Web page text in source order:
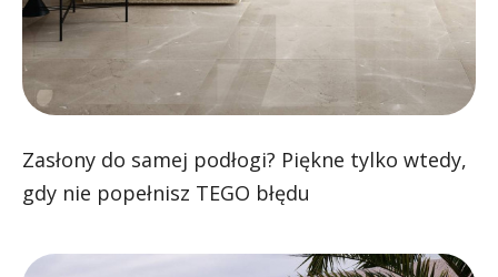
Zasłony do samej podłogi? Piękne tylko wtedy,
gdy nie popełnisz TEGO błędu